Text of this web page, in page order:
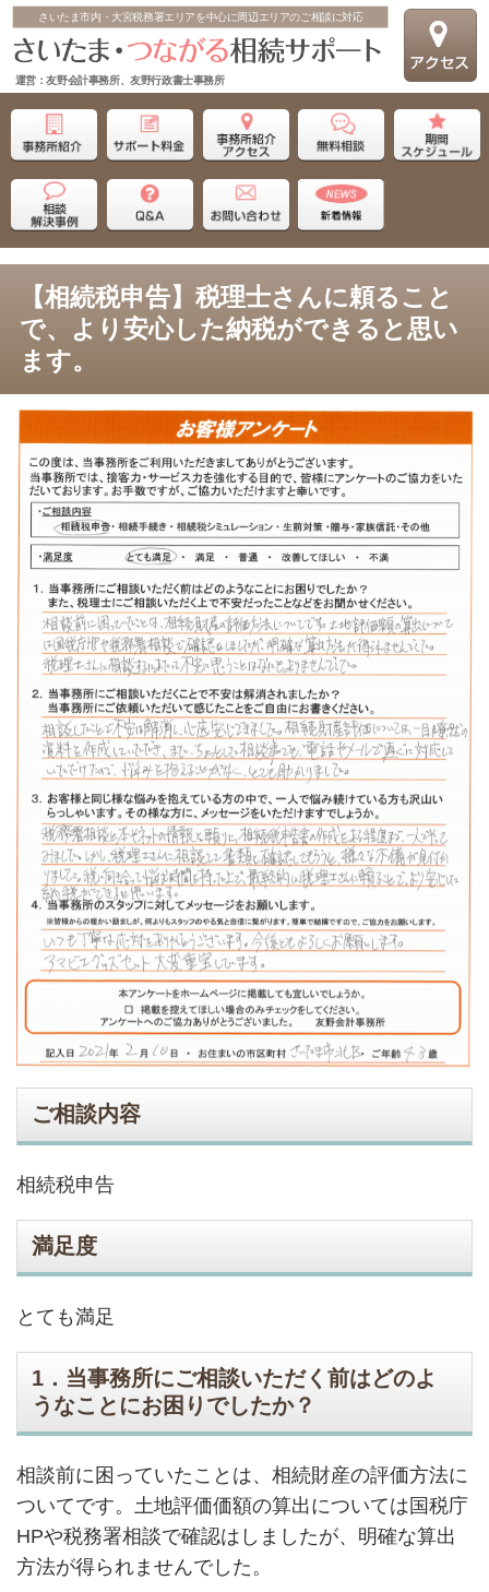
さいたま市内・大宮税務署エリアを中心に周辺エリアのご相談に対応
運営：友野会計事務所、友野行政書士事務所
【相続税申告】税理士さんに頼ること
で、より安心した納税ができると思い
ます。
ご相談内容
相続税申告
満足度
とても満足
1．当事務所にご相談いただく前はどのよ
うなことにお困りでしたか？
相談前に困っていたことは、相続財産の評価方法に
ついてです。土地評価価額の算出については国税庁
HPや税務署相談で確認はしましたが、明確な算出
方法が得られませんでした。